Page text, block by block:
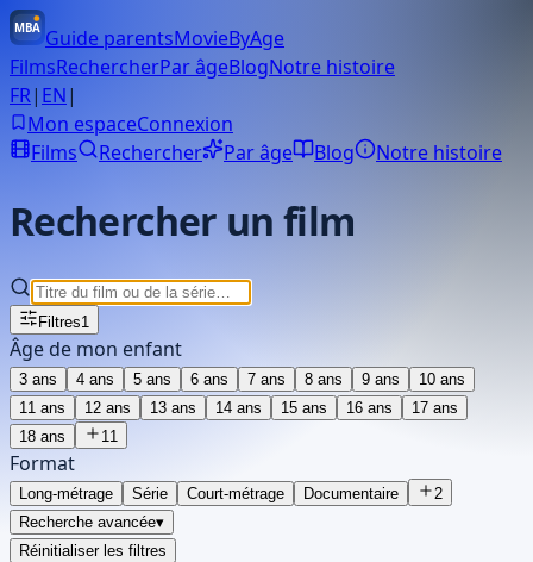
MBA Guide parentsMovieByAge
FilmsRechercherPar âgeBlogNotre histoire
FR| EN|
Mon espaceConnexion
Films
Rechercher Par âge Blog Notre histoire
Rechercher un film
Filtres1
Âge de mon enfant
3 ans 4 ans 5 ans 6 ans 7 ans 8 ans 9 ans 10 ans
11 ans 12 ans 13 ans 14 ans 15 ans 16 ans 17 ans
18 ans 11
Format
Long-métrage Série Court-métrage Documentaire
2
Recherche avancée▾
Réinitialiser les filtres